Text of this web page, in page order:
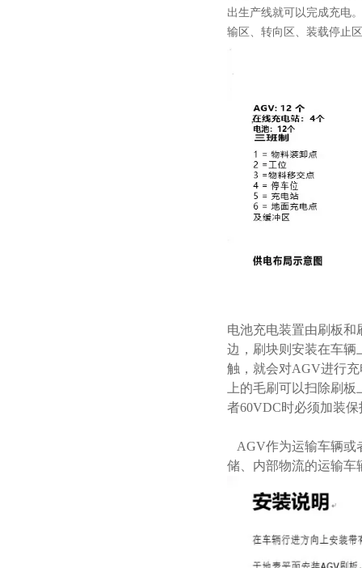
出生产线就可以完成充电
输区、转向区、装载停止
电池充电装置由刷板
边，刷块则安装在车辆
触，就会对AGV进行
上的毛刷可以扫除刷
者60VDC时必须加装
AGV作为运输车辆或
储、内部物流的运输车